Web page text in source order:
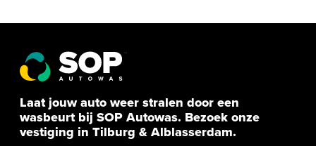
Laat jouw auto weer stralen door een
wasbeurt bij SOP Autowas. Bezoek onze
vestiging in Tilburg & Alblasserdam.